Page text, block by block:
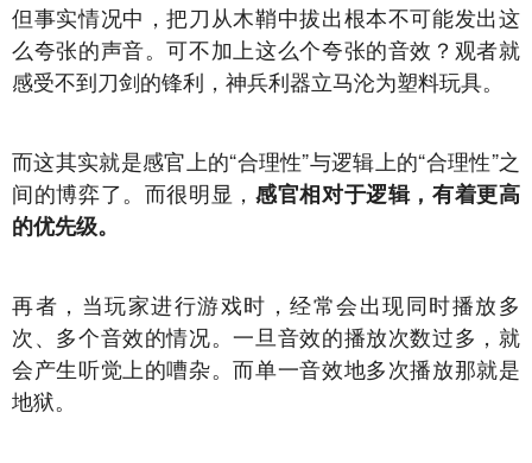
但事实情况中，把刀从木鞘中拔出根本不可能发出这
么夸张的声音。可不加上这么个夸张的音效？观者就
感受不到刀剑的锋利，神兵利器立马沦为塑料玩具。
而这其实就是感官上的“合理性”与逻辑上的“合理性”之
间的博弈了。而很明显， 感官相对于逻辑，有着更高
的优先级。
再者，当玩家进行游戏时，经常会出现同时播放多
次、多个音效的情况。一旦音效的播放次数过多，就
会产生听觉上的嘈杂。而单一音效地多次播放那就是
地狱。